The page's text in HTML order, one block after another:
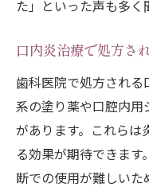
た」といった声も多く
口内炎治療で処方さ
歯科医院で処方される
系の塗り薬や口腔内
があります。これらは
る効果が期待できま
断での使用が難しい